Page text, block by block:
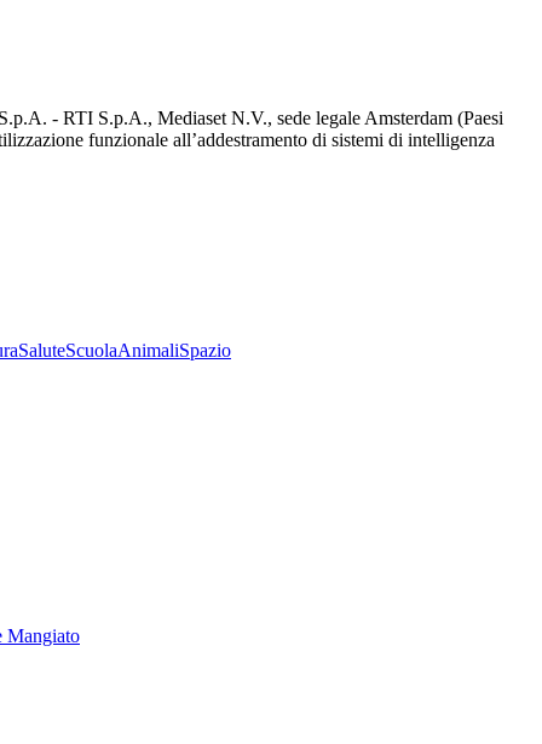
- RTI S.p.A., Mediaset N.V., sede legale Amsterdam (Paesi
funzionale all’addestramento di sistemi di intelligenza
SaluteScuolaAnimaliSpazio
Mangiato